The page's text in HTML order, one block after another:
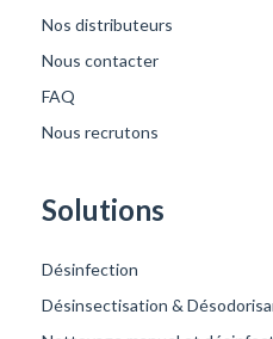
Nos distributeurs
Nous contacter
FAQ
Nous recrutons
Solutions
Désinfection
Désinsectisation &